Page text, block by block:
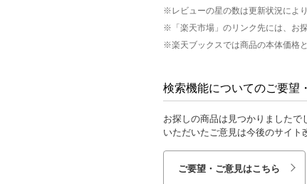
※レビューの星の数は更新状況によ
※「楽天市場」のリンク先には、お
※楽天ブックスでは商品の本体価格
検索機能についてのご要望
お探しの商品は見つかりましたで
いただいたご意見は今後のサイト
ご要望・ご意見はこちら